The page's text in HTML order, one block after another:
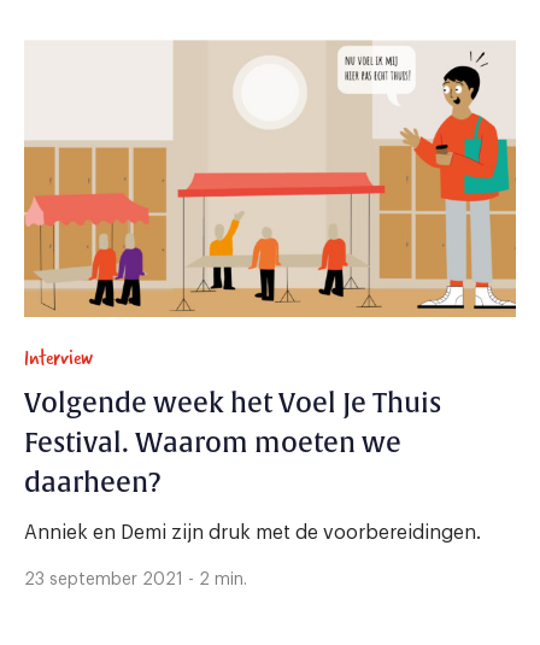
Interview
Volgende week het Voel Je Thuis
Festival. Waarom moeten we
daarheen?
Anniek en Demi zijn druk met de voorbereidingen.
23 september 2021 - 2 min.